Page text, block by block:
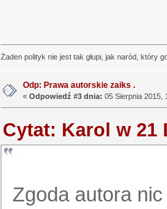
Żaden polityk nie jest tak głupi, jak naród, który
Odp: Prawa autorskie zaiks .
« Odpowiedź #3 dnia: 05 Sierpnia 2015,
Cytat: Karol w 21
Zgoda autora